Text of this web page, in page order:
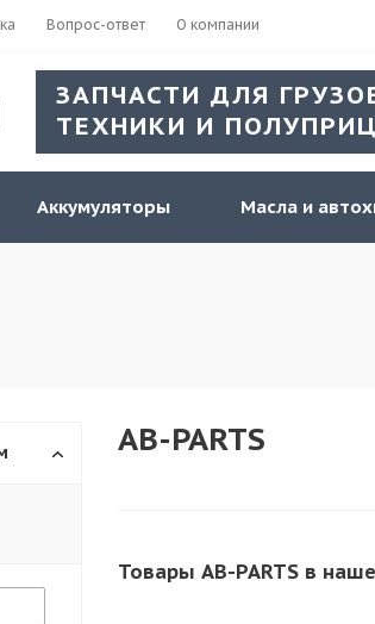
Вопрос-ответ О компании
ЗАПЧАСТИ ДЛЯ
ТЕХНИКИ И
Аккумуляторы Масла и
AB-PARTS
Товары AB-PARTS в